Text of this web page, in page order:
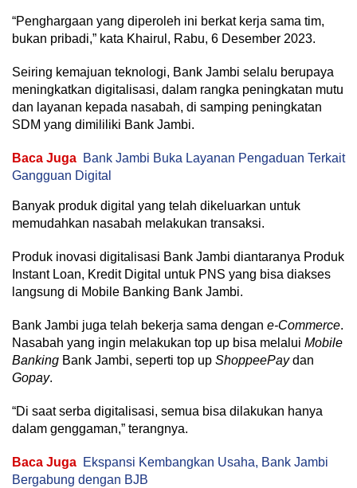
“Penghargaan yang diperoleh ini berkat kerja sama tim,
bukan pribadi,” kata Khairul, Rabu, 6 Desember 2023.
Seiring kemajuan teknologi, Bank Jambi selalu berupaya
meningkatkan digitalisasi, dalam rangka peningkatan mutu
dan layanan kepada nasabah, di samping peningkatan
SDM yang dimililiki Bank Jambi.
Baca Juga Bank Jambi Buka Layanan Pengaduan Terkait
Gangguan Digital
Banyak produk digital yang telah dikeluarkan untuk
memudahkan nasabah melakukan transaksi.
Produk inovasi digitalisasi Bank Jambi diantaranya Produk
Instant Loan, Kredit Digital untuk PNS yang bisa diakses
langsung di Mobile Banking Bank Jambi.
Bank Jambi juga telah bekerja sama dengan e-Commerce.
Nasabah yang ingin melakukan top up bisa melalui Mobile
Banking Bank Jambi, seperti top up ShoppeePaydan
Gopay.
“Di saat serba digitalisasi, semua bisa dilakukan hanya
dalam genggaman,” terangnya.
Baca Juga Ekspansi Kembangkan Usaha, Bank Jambi
Bergabung dengan BJB